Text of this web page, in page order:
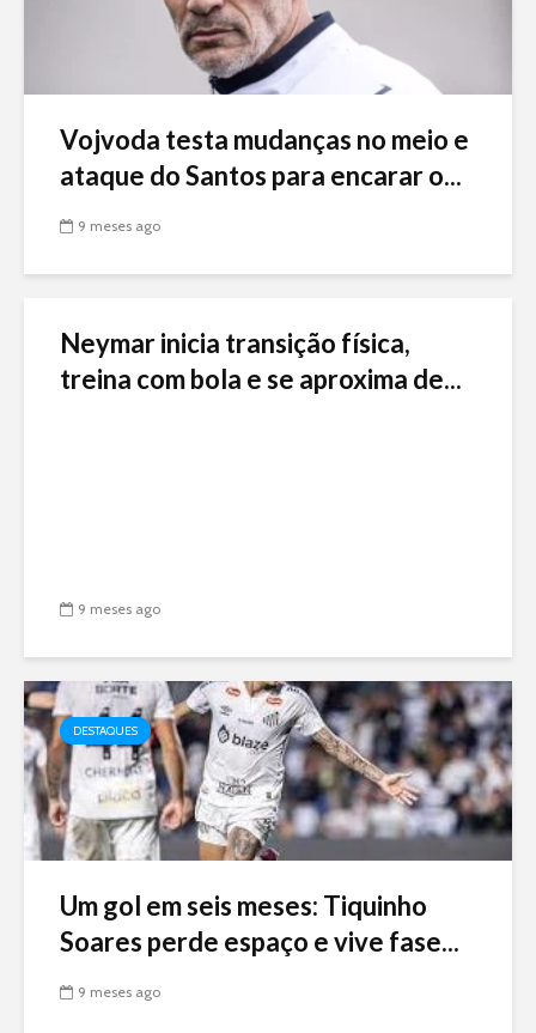
Vojvoda testa mudanças no meio e
ataque do Santos para encarar o...
9 meses ago
Neymar inicia transição física,
treina com bola e se aproxima de...
9 meses ago
DESTAQUES
Um gol em seis meses: Tiquinho
Soares perde espaço e vive fase...
9 meses ago